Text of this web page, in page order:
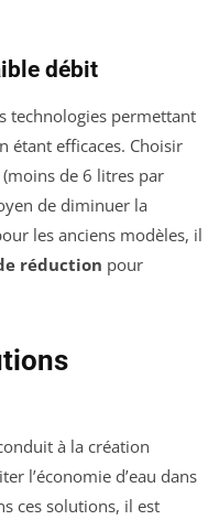
débit
technologies permettant
étant efficaces. Choisir
de 6 litres par
de diminuer la
les anciens modèles, il
réduction pour
à la création
l’économie d’eau dans
ces solutions, il est